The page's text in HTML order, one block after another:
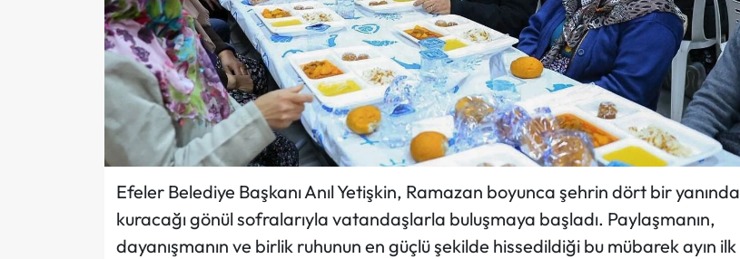
Efeler Belediye Başkanı Anıl Yetişkin, Ramazan boyunca şehrin dört bir yanında
kuracağı gönül sofralarıyla vatandaşlarla buluşmaya başladı. Paylaşmanın,
dayanışmanın ve birlik ruhunun en güçlü şekilde hissedildiği bu mübarek ayın ilk